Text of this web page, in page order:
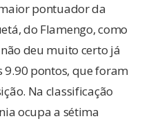
pontuador da
do Flamengo, como
deu muito certo já
pontos, que foram
Na classificação
ocupa a sétima